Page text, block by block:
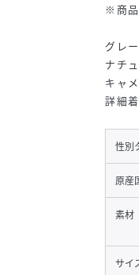
※商品
グレ
ナチ
キャ
詳細
性別
原産
素材
サイ